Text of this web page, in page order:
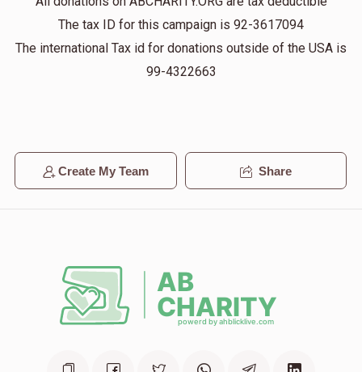
The tax ID for this campaign is 92-3617094
The international Tax id for donations outside of the USA is
99-4322663
Create My Team Share